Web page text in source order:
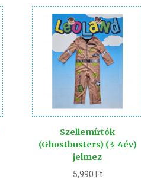
Szellemírtók
(Ghostbusters) (3-4év)
jelmez
5,990 Ft